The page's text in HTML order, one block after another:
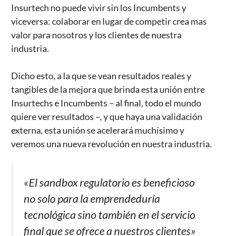
Insurtech no puede vivir sin los Incumbents y
viceversa: colaborar en lugar de competir crea mas
valor para nosotros y los clientes de nuestra
industria.
Dicho esto, a la que se vean resultados reales y
tangibles de la mejora que brinda esta unión entre
Insurtechs e Incumbents – al final, todo el mundo
quiere ver resultados –, y que haya una validación
externa, esta unión se acelerará muchísimo y
veremos una nueva revolución en nuestra industria.
«El sandbox regulatorio es beneficioso
no solo para la emprendeduría
tecnológica sino también en el servicio
final que se ofrece a nuestros clientes»